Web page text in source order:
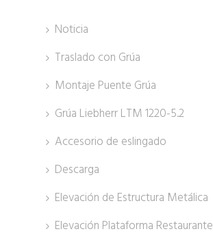
Noticia
Traslado con Grúa
Montaje Puente Grúa
Grúa Liebherr LTM 1220-5.2
Accesorio de eslingado
Descarga
Elevación de Estructura Metálica
Elevación Plataforma Restaurante